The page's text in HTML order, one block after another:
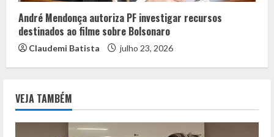
André Mendonça autoriza PF investigar recursos
destinados ao filme sobre Bolsonaro
Claudemi Batista julho 23, 2026
VEJA TAMBÉM